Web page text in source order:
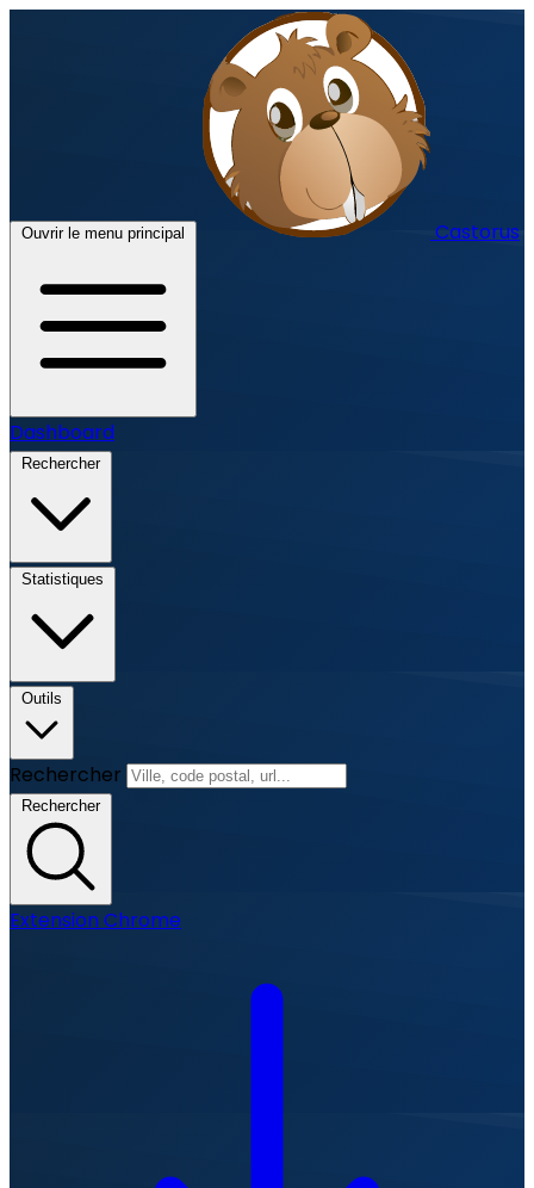
Ouvrir le menu principal Castorus
Dashboard
Rechercher
Statistiques
Outils
Rechercher
Rechercher
Extension Chrome